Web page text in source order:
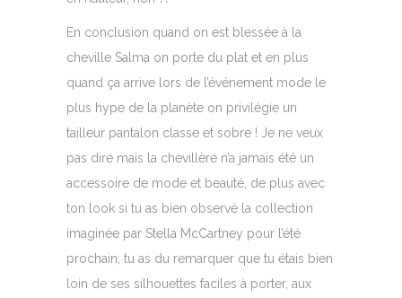
En conclusion quand on est blessée à la
cheville Salma on porte du plat et en plus
quand ça arrive lors de l’événement mode le
plus hype de la planète on privilégie un
tailleur pantalon classe et sobre ! Je ne veux
pas dire mais la chevillère n’a jamais été un
accessoire de mode et beauté, de plus avec
ton look si tu as bien observé la collection
imaginée par Stella McCartney pour l’été
prochain, tu as du remarquer que tu étais bien
loin de ses silhouettes faciles à porter, aux